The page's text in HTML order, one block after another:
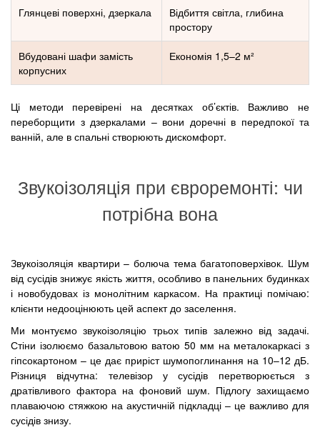
Глянцеві поверхні, дзеркала
Відбиття світла, глибина
простору
Вбудовані шафи замість
корпусних
Економія 1,5–2 м²
Ці методи перевірені на десятках об’єктів. Важливо не
переборщити з дзеркалами – вони доречні в передпокої та
ванній, але в спальні створюють дискомфорт.
Звукоізоляція при євроремонті: чи
потрібна вона
Звукоізоляція квартири – болюча тема багатоповерхівок. Шум
від сусідів знижує якість життя, особливо в панельних будинках
і новобудовах із монолітним каркасом. На практиці помічаю:
клієнти недооцінюють цей аспект до заселення.
Ми монтуємо звукоізоляцію трьох типів залежно від задачі.
Стіни ізолюємо базальтовою ватою 50 мм на металокаркасі з
гіпсокартоном – це дає приріст шумопоглинання на 10–12 дБ.
Різниця відчутна: телевізор у сусідів перетворюється з
дратівливого фактора на фоновий шум. Підлогу захищаємо
плаваючою стяжкою на акустичній підкладці – це важливо для
сусідів знизу.